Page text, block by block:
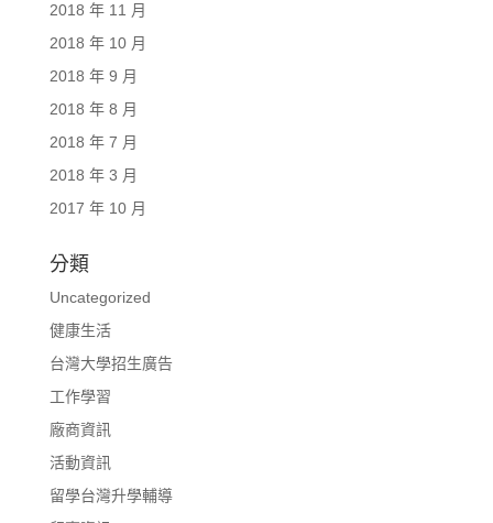
2018 年 11 月
2018 年 10 月
2018 年 9 月
2018 年 8 月
2018 年 7 月
2018 年 3 月
2017 年 10 月
分類
Uncategorized
健康生活
台灣大學招生廣告
工作學習
廠商資訊
活動資訊
留學台灣升學輔導